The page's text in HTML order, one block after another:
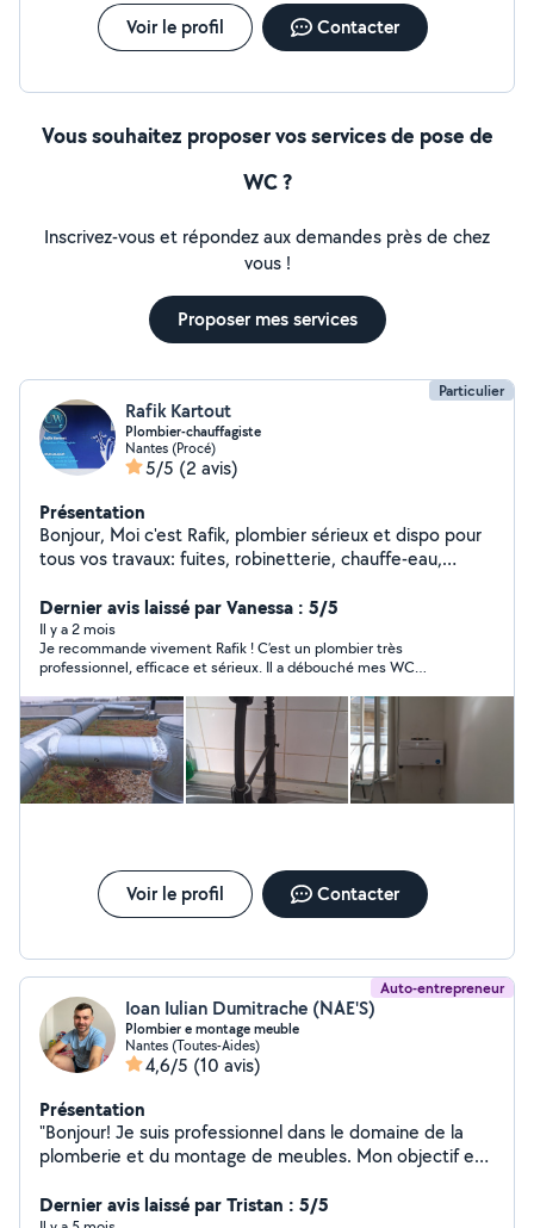
aider en électricité : - création d'alimentation - tirage de
disponible rapidement. Raphaël
Voir le profil Contacter
Vous souhaitez proposer vos services de pose de
WC ?
Inscrivez-vous et répondez aux demandes près de chez
vous !
Proposer mes services
Particulier
Rafik Kartout
Plombier-chauffagiste
Nantes (Procé)
5/5 (2 avis)
Présentation
Bonjour, Moi c'est Rafik, plombier sérieux et dispo pour
tous vos travaux: fuites, robinetterie, chauffe-eau,
soigné!
Dernier avis laissé par Vanessa : 5/5
Il y a 2 mois
Je recommande vivement Rafik ! C’est un plombier très
professionnel, efficace et sérieux. Il a débouché mes WC
particulièrement apprécié son souci du détail : il a pris le temps
de nettoyer après son intervention, ce qui est très appréciable.
En plus d’être professionnel, Rafik est compréhensif,
sympathique et très arrangeant. Un service de grande qualité
du début à la fin. Je le recommande sans hésitation à 100 % !
Voir le profil Contacter
Auto-entrepreneur
Ioan Iulian Dumitrache (NAE'S)
Plombier e montage meuble
Nantes (Toutes-Aides)
4,6/5 (10 avis)
Présentation
"Bonjour! Je suis professionnel dans le domaine de la
plomberie et du montage de meubles. Mon objectif est
besoins. N'hésitez pas à me contacter pour toute
Dernier avis laissé par Tristan : 5/5